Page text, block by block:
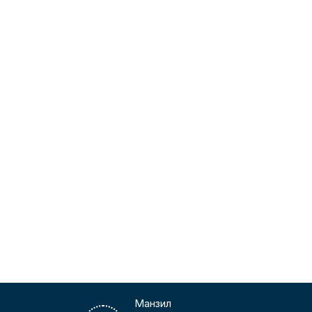
Манзил